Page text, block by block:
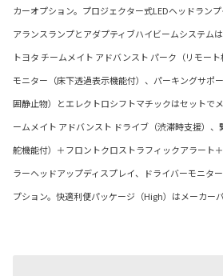
カーオプション。プロジェクター式LEDヘッドラン
アランスランプとアダプティブハイビームシステム
トヨタ チームメイト アドバンスト パーク（リモー
モニター（床下透過表示機能付）、パーキングサポ
囲静止物）とエレクトロシフトマチックはセットで
ームメイト アドバンスト ドライブ（渋滞時支援）
舵機能付）＋フロントクロストラフィックアラート
ラーヘッドアップディスプレイ、ドライバーモニタ
プション。快適利便パッケージ（High）はメーカー